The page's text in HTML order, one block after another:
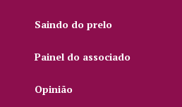
Saindo do prelo
Painel do associado
Opinião